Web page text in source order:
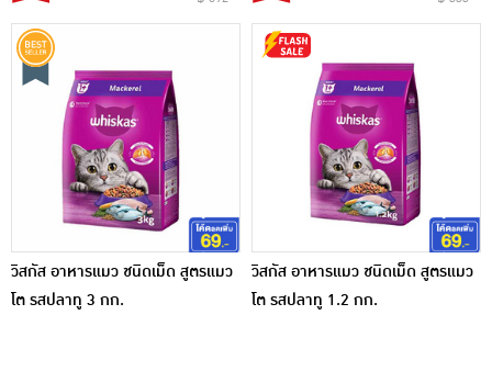
วิสกัส อาหารแมว ชนิดเม็ด สูตรแมว
โต รสปลาทู 3 กก.
วิสกัส อาหารแมว ชนิดเม็ด สูตรแมว
โต รสปลาทู 1.2 กก.